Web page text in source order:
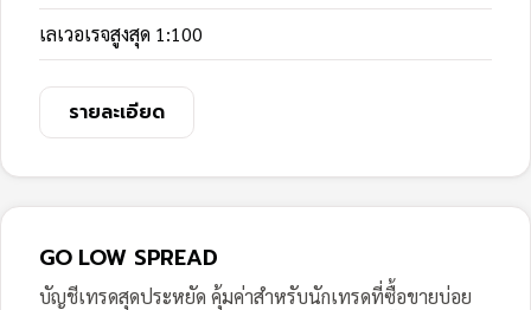
เลเวอเรจสูงสุด 1:100
รายละเอียด
GO LOW SPREAD
บัญชีเทรดสุดประหยัด คุ้มค่าสำหรับนักเทรดที่ซื้อขายบ่อย